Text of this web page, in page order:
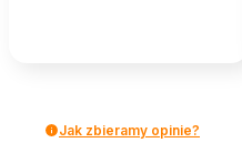
Jak zbieramy opinie?